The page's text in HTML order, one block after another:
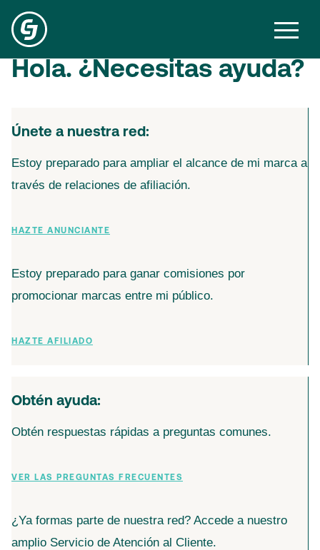
Hola. ¿Necesitas ayuda?
Únete a nuestra red:
Estoy preparado para ampliar el alcance de mi marca a
través de relaciones de afiliación.
HAZTE ANUNCIANTE
Estoy preparado para ganar comisiones por
promocionar marcas entre mi público.
HAZTE AFILIADO
Obtén ayuda:
Obtén respuestas rápidas a preguntas comunes.
VER LAS PREGUNTAS FRECUENTES
¿Ya formas parte de nuestra red? Accede a nuestro
amplio Servicio de Atención al Cliente.